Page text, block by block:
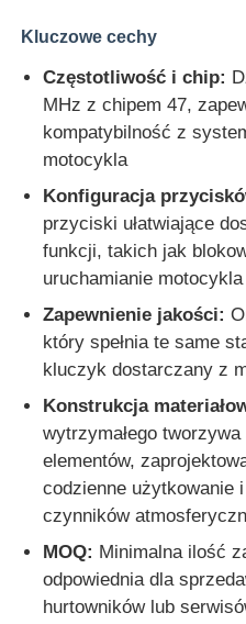
Dom
Produkty
Kluczowe cechy
Częstotliwość i chip:
MHz z chipem 47,
kompatybilność z
motocykla
Konfiguracja
przyciski ułatwiające
funkcji, takich jak
uruchamianie motocykla
Zapewnienie jakości:
który spełnia te same
kluczyk dostarczany z
Konstrukcja
wytrzymałego
elementów,
codzienne użytkowanie
czynników
MOQ: Minimalna ilość
odpowiednia dla
hurtowników lub